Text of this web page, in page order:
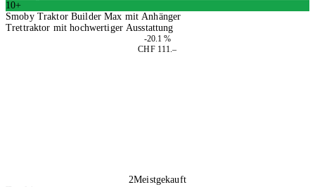
10+
Smoby Traktor Builder Max mit Anhänger
Trettraktor mit hochwertiger Ausstattung
-20.1 %
CHF 111.–
2Meistgekauft